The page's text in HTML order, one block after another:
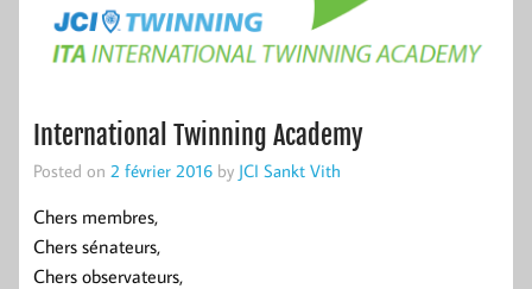
International Twinning Academy
Posted on 2 février 2016 by JCI Sankt Vith
Chers membres,
Chers sénateurs,
Chers observateurs,